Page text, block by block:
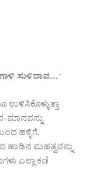
ಸುಳಿದಾವ…“
ಮಾನವನ್ನು
ಹಳ್ಳಿಗೆ,
ಹಾಡಿನ ಮಹತ್ವವನ್ನು
ಎಲ್ಲಾ ಕಡೆ